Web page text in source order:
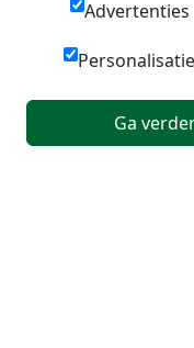
Advertenties
Personalisatie
Ga